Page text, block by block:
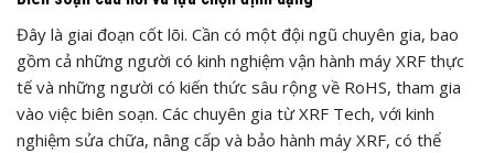
Đây là giai đoạn cốt lõi. Cần có một đội ngũ chuyên gia, bao
gồm cả những người có kinh nghiệm vận hành máy XRF thực
tế và những người có kiến thức sâu rộng về RoHS, tham gia
vào việc biên soạn. Các chuyên gia từ XRF Tech, với kinh
nghiệm sửa chữa, nâng cấp và bảo hành máy XRF, có thể